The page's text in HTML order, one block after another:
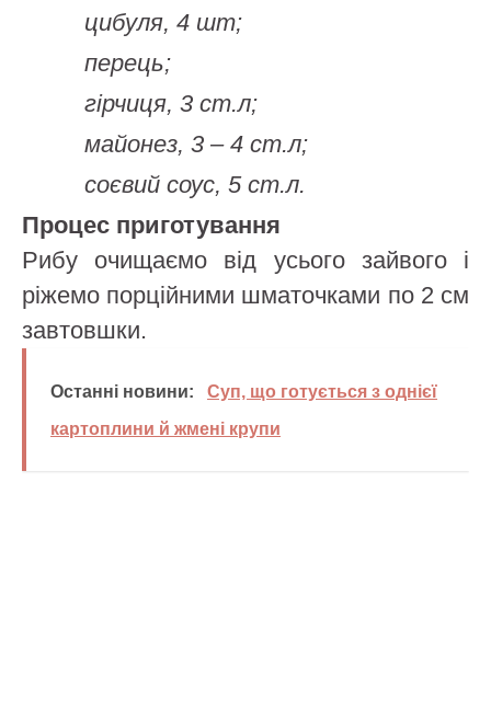
цибуля, 4 шт;
перець;
гірчиця, 3 ст.л;
майонез, 3 – 4 ст.л;
соєвий соус, 5 ст.л.
Процес приготування
Рибу очищаємо від усього зайвого і
ріжемо порційними шматочками по 2 см
завтовшки.
Останні новини:
Суп, що готується з однієї
картоплини й жмені крупи